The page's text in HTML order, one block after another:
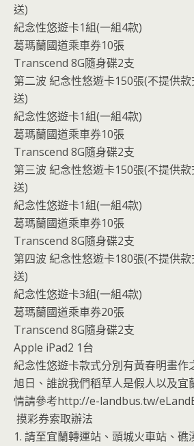
送)
紀念性悠遊卡1組(一組4款)
葛瑪蘭國道乘車券10張
Transcend 8G隨身碟2支
第二波 紀念性悠遊卡150張(不提供
送)
紀念性悠遊卡1組(一組4款)
葛瑪蘭國道乘車券10張
Transcend 8G隨身碟2支
第三波 紀念性悠遊卡150張(不提供
送)
紀念性悠遊卡1組(一組4款)
葛瑪蘭國道乘車券10張
Transcend 8G隨身碟2支
第四波 紀念性悠遊卡180張(不提供
送)
紀念性悠遊卡3組(一組4款)
葛瑪蘭國道乘車券20張
Transcend 8G隨身碟2支
Apple iPad2 1台
紀念性悠遊卡款式分別有黃春明畫作
旭日、誰說我們稻草人是假人以及宜
情請參考http://e-landbus.tw/
摸彩券索取辦法
1. 請至宜蘭轉運站、頭城火車站、